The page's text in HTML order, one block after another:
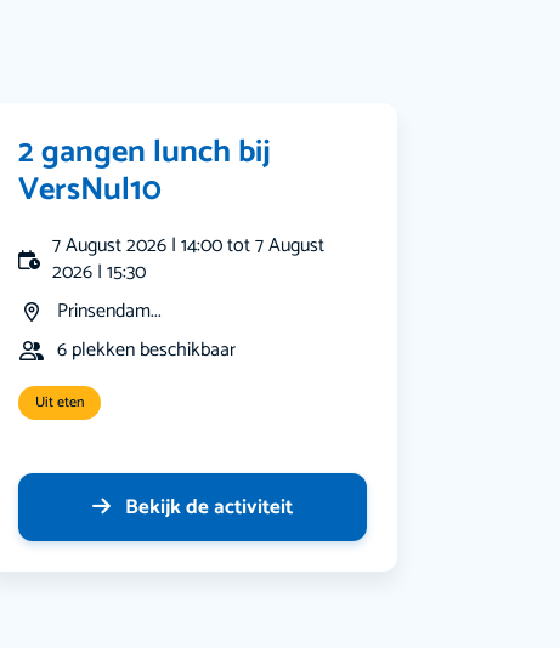
2 gangen lunch bij
VersNul10
7 August 2026 | 14:00 tot 7 August
2026 | 15:30
Prinsendam...
6 plekken beschikbaar
Uit eten
Bekijk de activiteit